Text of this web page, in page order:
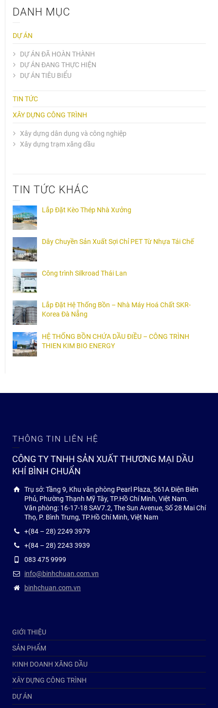
DANH MỤC
DỰ ÁN
DỰ ÁN ĐÃ HOÀN THÀNH
DỰ ÁN ĐANG THỰC HIỆN
DỰ ÁN TIÊU BIỂU
TIN TỨC
XÂY DỰNG CÔNG TRÌNH
Xây dựng dân dụng và công nghiệp
Xây dựng trạm xăng dầu
TIN TỨC KHÁC
Lắp Đặt Kèo Thép Nhà Xưởng
Dây Chuyền Sản Xuất Sợi Chỉ PET Từ Nhựa Tái Chế
Công trình Silkroad Thái Lan
Lắp Đặt Hệ Thống Bồn – Nhà Máy Hoá Chất SKR-
Korea Đà Nẵng
HỆ THỐNG BỒN CHỨA DẦU ĐIỀU – CÔNG TRÌNH
THIEN KIM BIO ENERGY
THÔNG TIN LIÊN HỆ
CÔNG TY TNHH SẢN XUẤT THƯƠNG MẠI DẦU
KHÍ BÌNH CHUẨN
Trụ sở: Tầng 9, Khu văn phòng Pearl Plaza, 561A Điện Biên
Phủ, Phường Thạnh Mỹ Tây, TP.Hồ Chí Minh, Việt Nam.
Văn phòng: 16-17-18 SAV7.2, The Sun Avenue, Số 28 Mai Chí
Thọ, P. Bình Trưng, TP.Hồ Chí Minh, Việt Nam
+(84 – 28) 2249 3979
+(84 – 28) 2243 3939
083 475 9999
info@binhchuan.com.vn
binhchuan.com.vn
GIỚI THIỆU
SẢN PHẨM
KINH DOANH XĂNG DẦU
XÂY DỰNG CÔNG TRÌNH
DỰ ÁN